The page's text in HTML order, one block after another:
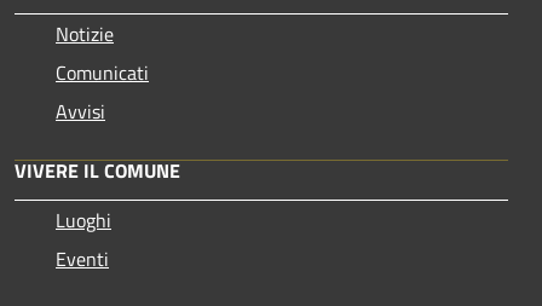
Notizie
Comunicati
Avvisi
VIVERE IL COMUNE
Luoghi
Eventi